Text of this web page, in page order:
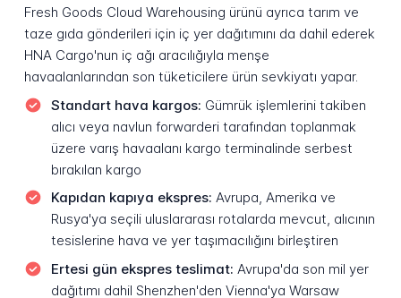
Fresh Goods Cloud Warehousing ürünü ayrıca tarım ve
taze gıda gönderileri için iç yer dağıtımını da dahil ederek
HNA Cargo'nun iç ağı aracılığıyla menşe
havaalanlarından son tüketicilere ürün sevkiyatı yapar.
Standart hava kargos: Gümrük işlemlerini takiben
alıcı veya navlun forwarderi tarafından toplanmak
üzere varış havaalanı kargo terminalinde serbest
bırakılan kargo
Kapıdan kapıya ekspres: Avrupa, Amerika ve
Rusya'ya seçili uluslararası rotalarda mevcut, alıcının
tesislerine hava ve yer taşımacılığını birleştiren
Ertesi gün ekspres teslimat: Avrupa'da son mil yer
dağıtımı dahil Shenzhen'den Vienna'ya Warsaw